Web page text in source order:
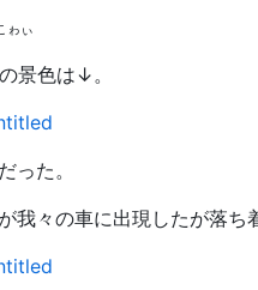
ゎぃ
景色は↓。
った。
々の車に出現したが落ち